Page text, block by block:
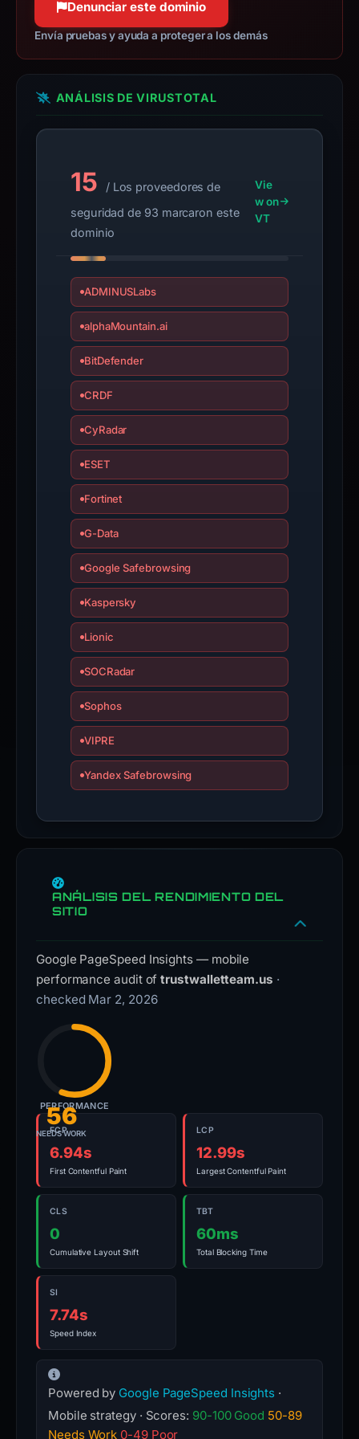
with
the
submit
the
is
Denunciar este dominio
Envía pruebas y ayuda a proteger a los demás
ANÁLISIS DE VIRUSTOTAL
15
/ Los proveedores de
seguridad de 93 marcaron este
dominio
Vie
w on
VT
ADMINUSLabs
alphaMountain.ai
BitDefender
CRDF
CyRadar
ESET
Fortinet
G-Data
Google Safebrowsing
Kaspersky
Lionic
SOCRadar
Sophos
VIPRE
Yandex Safebrowsing
ANÁLISIS DEL RENDIMIENTO DEL
SITIO
Google PageSpeed Insights — mobile
performance audit oftrustwalletteam.us ·
checked Mar 2, 2026
56
NEEDS WORK
PERFORMANCE
FCP
6.94s
First Contentful Paint
LCP
12.99s
Largest Contentful Paint
CLS
0
Cumulative Layout Shift
TBT
60ms
Total Blocking Time
SI
7.74s
Speed Index
Powered by Google PageSpeed Insights ·
Mobile strategy · Scores: 90-100 Good 50-89
Needs Work 0-49 Poor